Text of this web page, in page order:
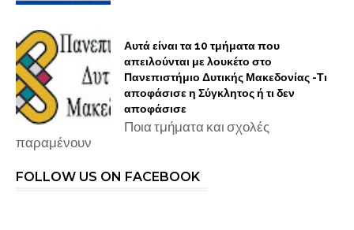
Αυτά είναι τα 10 τμήματα που
απειλούνται με λουκέτο στο
Πανεπιστήμιο Δυτικής Μακεδονίας -Τι
αποφάσισε η Σύγκλητος ή τι δεν
αποφάσισε
Ποια τμήματα και σχολές
παραμένουν
FOLLOW US ON FACEBOOK